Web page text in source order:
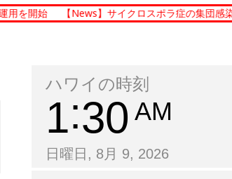
【News】サイクロスポラ症の集団感染 現在１５
ハワイの時刻
1 30 AM
日曜日, 8月 9, 2026